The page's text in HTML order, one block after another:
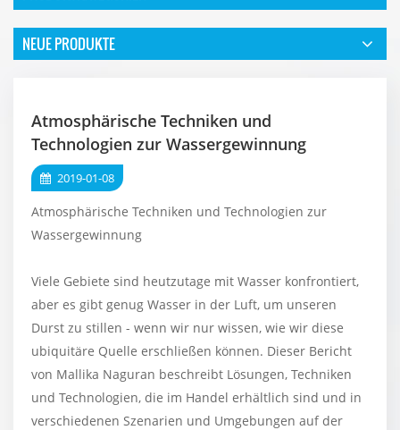
NEUE PRODUKTE
Atmosphärische Techniken und
Technologien zur Wassergewinnung
2019-01-08
Atmosphärische Techniken und Technologien zur
Wassergewinnung
Viele Gebiete sind heutzutage mit Wasser konfrontiert,
aber es gibt genug Wasser in der Luft, um unseren
Durst zu stillen - wenn wir nur wissen, wie wir diese
ubiquitäre Quelle erschließen können. Dieser Bericht
von Mallika Naguran beschreibt Lösungen, Techniken
und Technologien, die im Handel erhältlich sind und in
verschiedenen Szenarien und Umgebungen auf der